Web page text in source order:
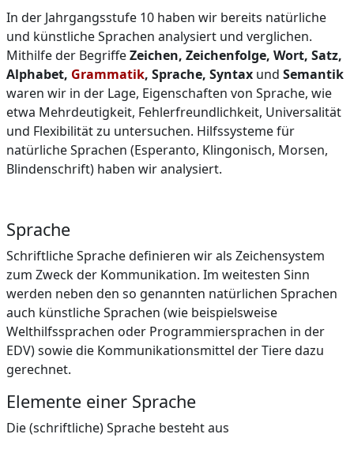
In der Jahrgangsstufe 10 haben wir bereits natürliche
und künstliche Sprachen analysiert und verglichen.
Mithilfe der BegriffeZeichen, Zeichenfolge, Wort, Satz,
Alphabet, Grammatik, Sprache, Syntax und Semantik
waren wir in der Lage, Eigenschaften von Sprache, wie
etwa Mehrdeutigkeit, Fehlerfreundlichkeit, Universalität
und Flexibilität zu untersuchen. Hilfssysteme für
natürliche Sprachen (Esperanto, Klingonisch, Morsen,
Blindenschrift) haben wir analysiert.
Sprache
Schriftliche Sprache definieren wir als Zeichensystem
zum Zweck der Kommunikation. Im weitesten Sinn
werden neben den so genannten natürlichen Sprachen
auch künstliche Sprachen (wie beispielsweise
Welthilfssprachen oder Programmiersprachen in der
EDV) sowie die Kommunikationsmittel der Tiere dazu
gerechnet.
Elemente einer Sprache
Die (schriftliche) Sprache besteht aus